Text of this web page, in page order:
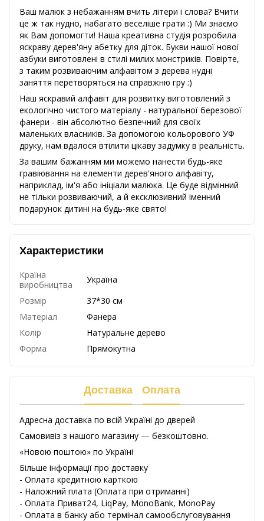
Ваш малюк з небажанням вчить літери і слова? Вчити
це ж так нудно, набагато веселіше грати :) Ми знаємо
як Вам допомогти! Наша креативна студія розробила
яскраву дерев'яну абетку для діток. Букви нашої нової
азбуки виготовлені в стилі милих монстриків. Повірте,
з таким розвиваючим алфавітом з дерева нудні
заняття перетворяться на справжню гру :)
Наш яскравий алфавіт для розвитку виготовлений з
екологічно чистого матеріалу - натуральної березової
фанери - він абсолютно безпечний для своїх
маленьких власників. За допомогою кольорового УФ
друку, нам вдалося втілити цікаву задумку в реальність.
За вашим бажанням ми можемо нанести будь-яке
гравіювання на елементи дерев'яного алфавіту,
наприклад, ім'я або ініціали малюка. Це буде відмінний
не тільки розвиваючий, а й ексклюзивний іменний
подарунок дитині на будь-яке свято!
Характеристики
Країна
виробництва
Україна
Розмір
37*30 см
Матеріал
Фанера
Колір
Натуральне дерево
Форма
Прямокутна
Доставка Оплата
Адресна доставка по всій Україні до дверей
Самовивіз з нашого магазину — безкоштовно.
«Новою поштою» по Україні
Більше інформації про доставку
- Оплата кредитною карткою
- Наложний плата (Оплата при отриманні)
- Оплата Приват24, LiqPay, MonoBank, MonoPay
- Оплата в банку або термінал самообслуговування